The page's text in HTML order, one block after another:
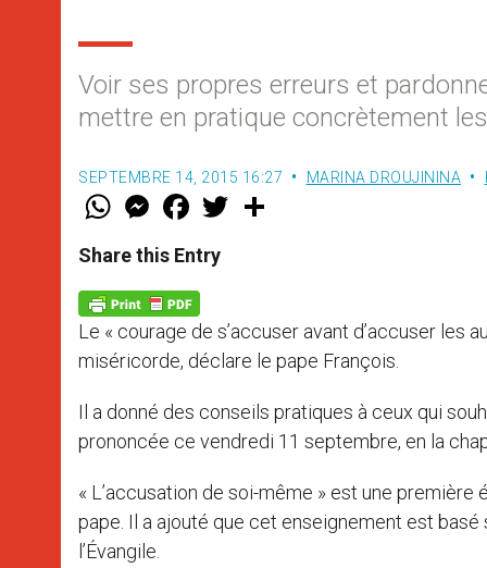
Voir ses propres erreurs et
mettre en pratique concrètement
SEPTEMBRE 14, 2015 16:27 MARINA DROUJININA
W
t
s
p
p
M
e
s
e
g
e
r
F
a
e
b
o
k
w
Share this Entry
Le « courage de s’accuser avant d’accuser les
miséricorde, déclare le pape François.
Il a donné des conseils pratiques à ceux qui
prononcée ce vendredi 11 septembre, en la
« L’accusation de soi-même » est une première
pape. Il a ajouté que cet enseignement est basé
l’Évangile.